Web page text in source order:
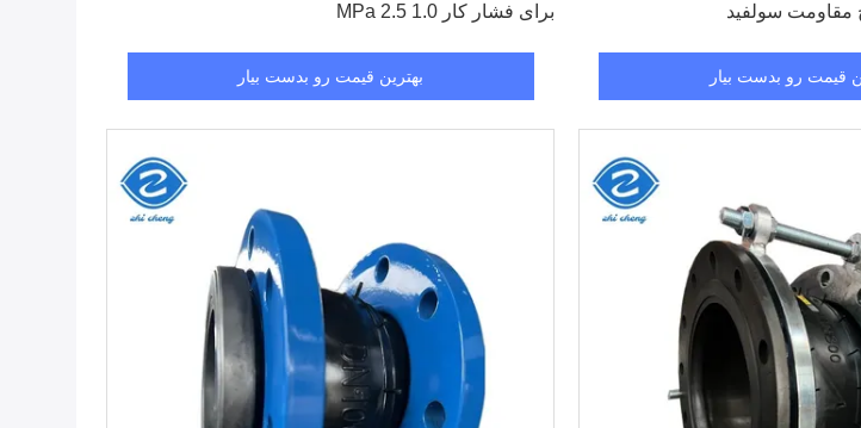
قیمت رو بدست بیار
برای فشار کار 1.0 2.5 MPa
بهترین قیمت رو بدست بیار